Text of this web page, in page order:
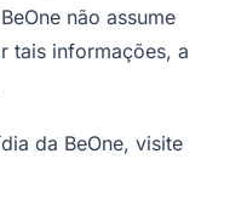
não assume
tais informações, a
da BeOne, visite